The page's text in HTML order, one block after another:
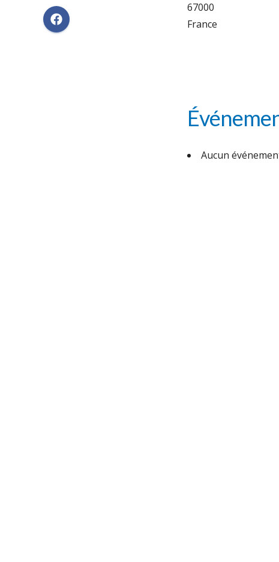
67000
France
Aucun